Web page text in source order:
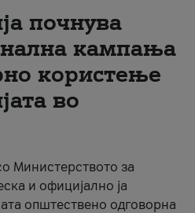
почнува
кампања
користење
во
Министерството за
и официјално ја
општествено одговорна